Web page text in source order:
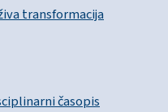
transformacija
časopis